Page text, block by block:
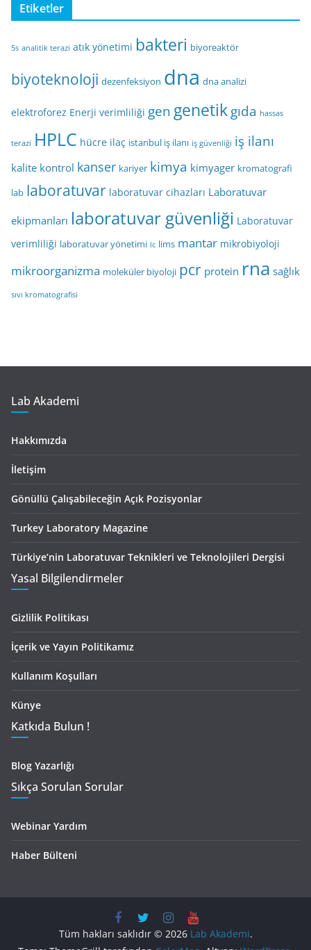
Etiketler
5s analitik terazi atık yönetimi bakteri biyoreaktör
biyoteknoloji dezenfeksiyon dna dna analizi
elektroforez Enerji verimliliği gen genetikgıda hassas
terazi HPLC hücre ilaç istanbul iş ilanı iş güvenliği iş ilanı
kalite kontrol kanser kariyer kimya kimyager kromatografi
lab laboratuvar laboratuvar cihazları Laboratuvar
ekipmanları laboratuvar güvenliği Laboratuvar
verimliliği laboratuvar yönetimi lc lims mantar mikrobiyoloji
mikroorganizma moleküler biyoloji pcr protein rna sağlık
sıvı kromatografisi
Lab Akademi
Hakkımızda
İletişim
Gönüllü Çalışabileceğin Açık Pozisyonlar
Turkey Laboratory Magazine
Türkiye’nin Laboratuvar Teknikleri ve Teknolojileri Dergisi
Yasal Bilgilendirmeler
Gizlilik Politikası
İçerik ve Yayın Politikamız
Kullanım Koşulları
Künye
Katkıda Bulun !
Blog Yazarlığı
Sıkça Sorulan Sorular
Webinar Yardım
Haber Bülteni
Tüm hakları saklıdır © 2026 Lab Akademi.